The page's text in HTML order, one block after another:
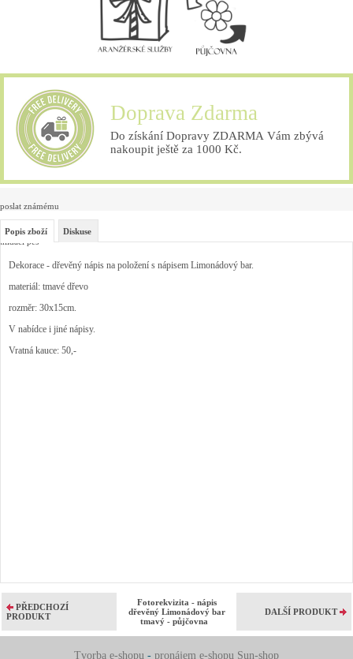
Doprava Zdarma
Do získání Dopravy ZDARMA Vám zbývá
nakoupit ještě za 1000 Kč.
poslat známému
hlídací pes
Popis zboží Diskuse
Dekorace - dřevěný nápis na položení s nápisem Limonádový bar.
materiál: tmavé dřevo
rozměr: 30x15cm.
V nabídce i jiné nápisy.
Vratná kauce: 50,-
PŘEDCHOZÍ
PRODUKT
Fotorekvizita - nápis
dřevěný Limonádový bar
tmavý - půjčovna
DALŠÍ PRODUKT
Tvorba e-shopu - pronájem e-shopu Sun-shop